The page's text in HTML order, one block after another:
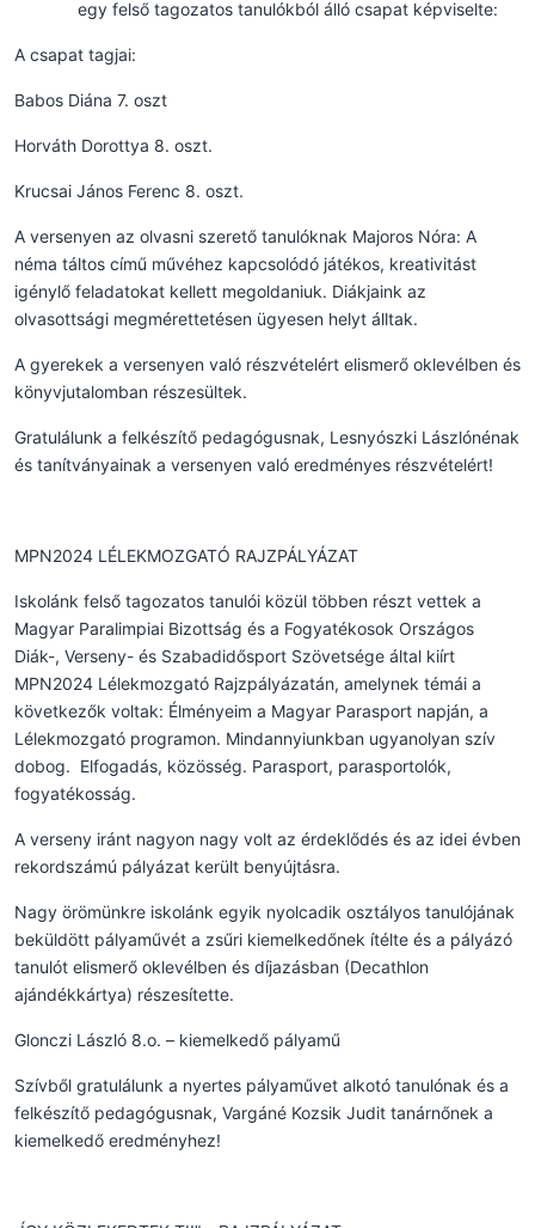
egy felső tagozatos tanulókból álló csapat képviselte:
A csapat tagjai:
Babos Diána 7. oszt
Horváth Dorottya 8. oszt.
Krucsai János Ferenc 8. oszt.
A versenyen az olvasni szerető tanulóknak Majoros Nóra: A
néma táltos című művéhez kapcsolódó játékos, kreativitást
igénylő feladatokat kellett megoldaniuk. Diákjaink az
olvasottsági megmérettetésen ügyesen helyt álltak.
A gyerekek a versenyen való részvételért elismerő oklevélben és
könyvjutalomban részesültek.
Gratulálunk a felkészítő pedagógusnak, Lesnyószki Lászlónénak
és tanítványainak a versenyen való eredményes részvételért!
MPN2024 LÉLEKMOZGATÓ RAJZPÁLYÁZAT
Iskolánk felső tagozatos tanulói közül többen részt vettek a
Magyar Paralimpiai Bizottság és a Fogyatékosok Országos
Diák-, Verseny- és Szabadidősport Szövetsége által kiírt
MPN2024 Lélekmozgató Rajzpályázatán, amelynek témái a
következők voltak: Élményeim a Magyar Parasport napján, a
Lélekmozgató programon. Mindannyiunkban ugyanolyan szív
dobog. Elfogadás, közösség. Parasport, parasportolók,
fogyatékosság.
A verseny iránt nagyon nagy volt az érdeklődés és az idei évben
rekordszámú pályázat került benyújtásra.
Nagy örömünkre iskolánk egyik nyolcadik osztályos tanulójának
beküldött pályaművét a zsűri kiemelkedőnek ítélte és a pályázó
tanulót elismerő oklevélben és díjazásban (Decathlon
ajándékkártya) részesítette.
Glonczi László 8.o. – kiemelkedő pályamű
Szívből gratulálunk a nyertes pályaművet alkotó tanulónak és a
felkészítő pedagógusnak, Vargáné Kozsik Judit tanárnőnek a
kiemelkedő eredményhez!